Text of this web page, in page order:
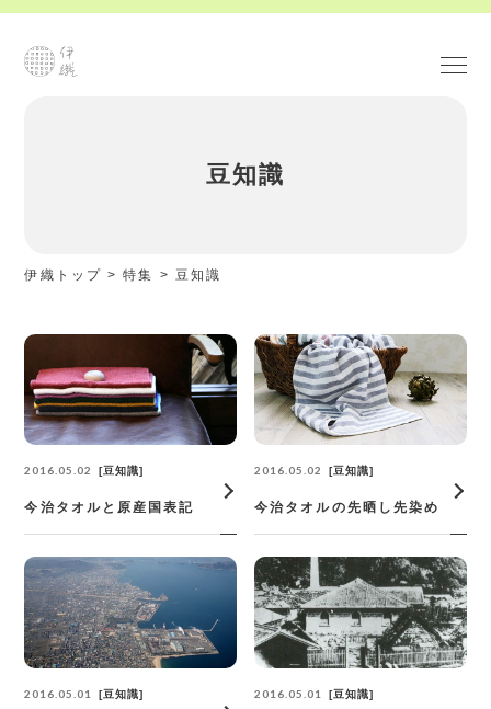
豆知識
伊織トップ >特集 > 豆知識
2016.05.02 豆知識
今治タオルと原産国表記
2016.05.02 豆知識
今治タオルの先晒し先染め
2016.05.01 豆知識 2016.05.01 豆知識